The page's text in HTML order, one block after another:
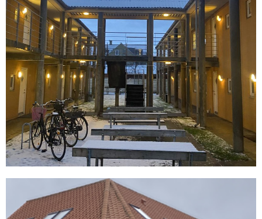
Vendersgade 63 C/D
READ MORE